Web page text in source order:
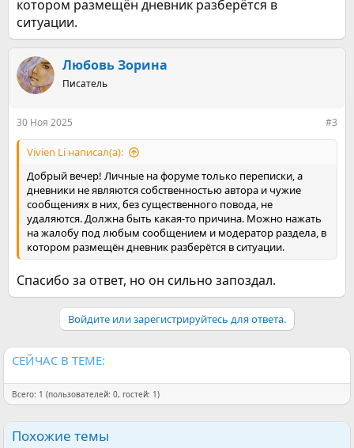
котором размещён дневник разберётся в
ситуации.
Любовь Зорина
Писатель
30 Ноя 2025 #3
Vivien Li написал(а):
Добрый вечер! Личные на форуме только переписки, а
дневники не являются собственностью автора и чужие
сообщениях в них, без существенного повода, не
удаляются. Должна быть какая-то причина. Можно нажать
на жалобу под любым сообщением и модератор раздела, в
котором размещён дневник разберётся в ситуации.
Спасибо за ответ, но он сильно запоздал.
Войдите или зарегистрируйтесь для ответа.
СЕЙЧАС В ТЕМЕ:
Всего: 1 (пользователей: 0, гостей: 1)
Похожие темы